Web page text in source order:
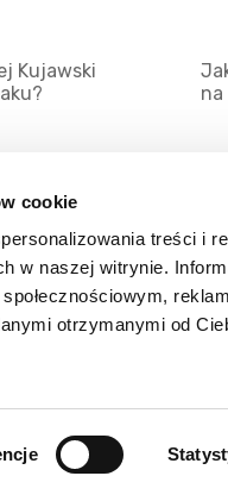
cookie
treści i
w naszej witrynie.
otrzymanymi od
Kujawski
na
serwisu
RSS